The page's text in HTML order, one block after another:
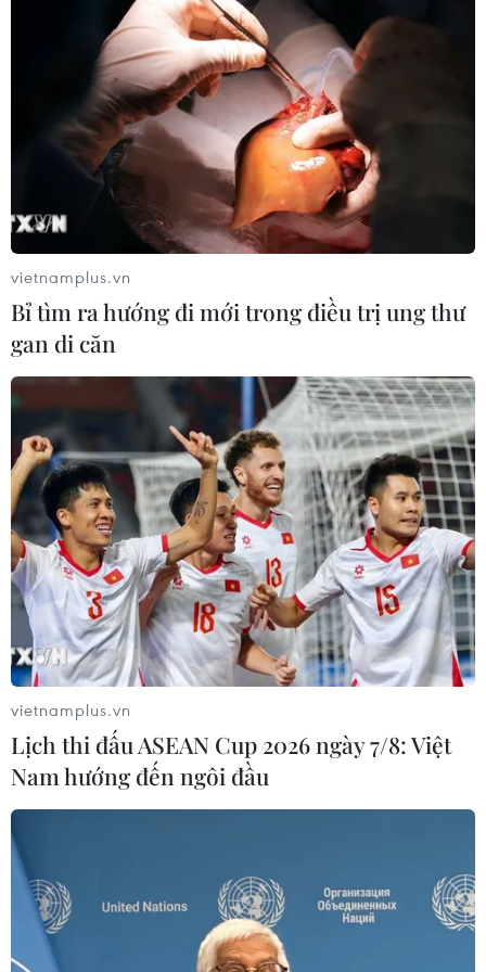
nghiệp xuất khẩu trong những vụ việc tương tự.
Vụ 100 container hạt điều: Đã trả lại
quyền sở hữu cho doanh nghiệp
20/06/2022 04:53
Trong vụ 100 container hạt điều xuất khẩu sang Italy,
cảnh sát Kinh tế-Tài chính Napoli và Cảnh sát quân đội
cảng Genova đã ra quyết định trả 2 container cuối cùng
cho doanh nghiệp Việt Nam.
vietnamplus.vn
Bỉ tìm ra hướng đi mới trong điều trị ung thư
gan di căn
vietnamplus.vn
Lịch thi đấu ASEAN Cup 2026 ngày 7/8: Việt
Nam hướng đến ngôi đầu